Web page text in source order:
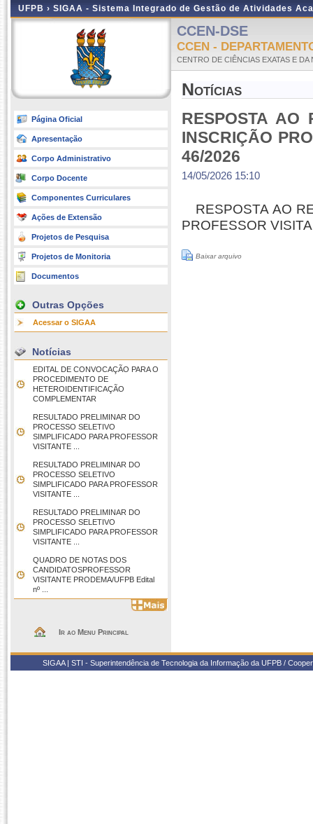
UFPB › SIGAA - Sistema Integrado de Gestão de Atividades
Página Oficial
Apresentação
Corpo Administrativo
Corpo Docente
Componentes Curriculares
Ações de Extensão
Projetos de Pesquisa
Projetos de Monitoria
Documentos
Outras Opções
Acessar o SIGAA
Notícias
EDITAL DE CONVOCAÇÃO PARA O
PROCEDIMENTO DE
HETEROIDENTIFICAÇÃO
COMPLEMENTAR
RESULTADO PRELIMINAR DO
PROCESSO SELETIVO
SIMPLIFICADO PARA PROFESSOR
VISITANTE ...
RESULTADO PRELIMINAR DO
PROCESSO SELETIVO
SIMPLIFICADO PARA PROFESSOR
VISITANTE ...
RESULTADO PRELIMINAR DO
PROCESSO SELETIVO
SIMPLIFICADO PARA PROFESSOR
VISITANTE ...
QUADRO DE NOTAS DOS
CANDIDATOSPROFESSOR
VISITANTE PRODEMA/UFPB Edital
nº ...
Ir ao Menu Principal
CCEN-DSE
CCEN -
CENTRO DE CIÊNCIAS EXATAS E DA
Notícias
RESPOSTA AO
INSCRIÇÃO
46/2026
14/05/2026 15:10
RESPOSTA AO
PROFESSOR
Baixar arquivo
SIGAA | STI - Superintendência de Tecnologia da Informação da UFPB /